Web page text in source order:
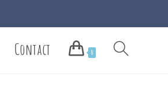
Contact 0 Toggle